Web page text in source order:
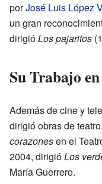
porJosé Luis López
un gran
dirigióLos pajaritos
Su Trabajo
Además de cine y
dirigió obras de
corazonesen el
2004, dirigióLos
María Guerrero.